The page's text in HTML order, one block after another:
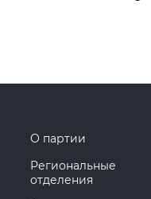
О партии
Региональные
отделения